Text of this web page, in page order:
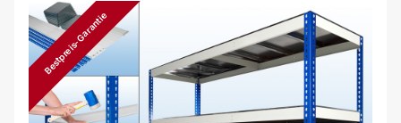
Bestpreis-Garantie